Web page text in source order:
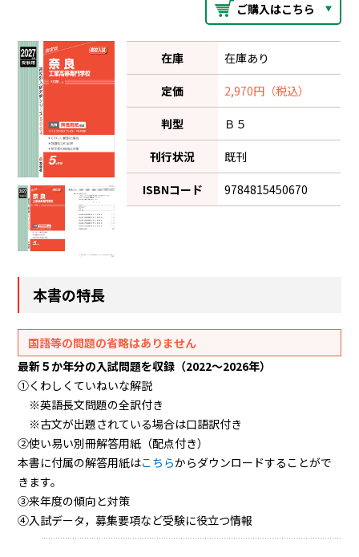
ご購入はこちら
在庫 在庫あり
定価 2,970円（税込）
判型 Ｂ５
刊行状況 既刊
ISBNコード 9784815450670
本書の特長
国語等の問題の省略はありません
最新５か年分の入試問題を収録（2022～2026年）
①くわしくていねいな解説
※英語長文問題の全訳付き
※古文が出題されている場合は口語訳付き
②使い易い別冊解答用紙（配点付き）
本書に付属の解答用紙はこちらからダウンロードすることがで
きます。
③来年度の傾向と対策
④入試データ，募集要項など受験に役立つ情報